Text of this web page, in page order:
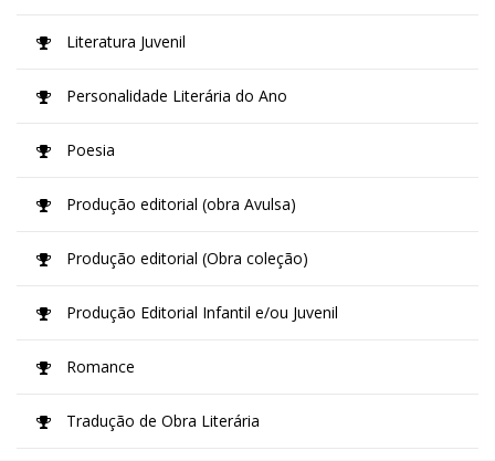
Literatura Juvenil
Personalidade Literária do Ano
Poesia
Produção editorial (obra Avulsa)
Produção editorial (Obra coleção)
Produção Editorial Infantil e/ou Juvenil
Romance
Tradução de Obra Literária